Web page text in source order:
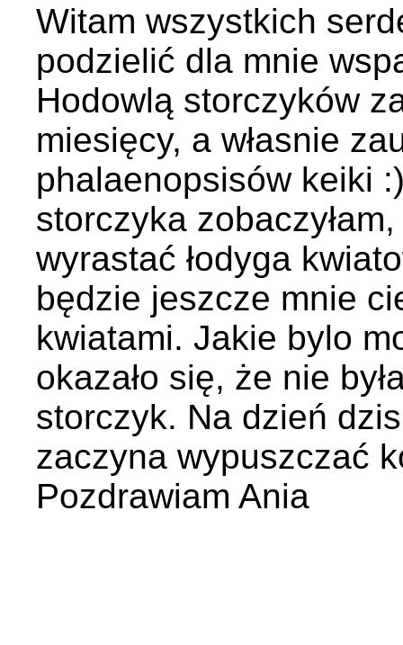
Witam wszystkich
podzielić dla mnie
Hodowlą storczyków
miesięcy, a własnie
phalaenopsisów keiki
storczyka
wyrastać łodyga
będzie jeszcze mnie
kwiatami. Jakie bylo
okazało się, że nie
storczyk. Na dzień
zaczyna wypuszczać
Pozdrawiam Ania